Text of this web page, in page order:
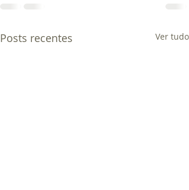
Posts recentes Ver tudo